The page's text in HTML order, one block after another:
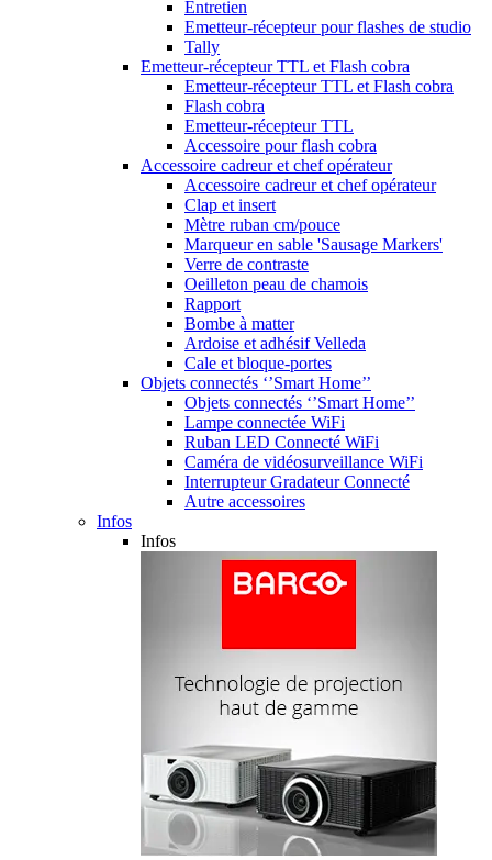
Entretien
Emetteur-récepteur pour flashes de studio
Tally
Emetteur-récepteur TTL et Flash cobra
Emetteur-récepteur TTL et Flash cobra
Flash cobra
Emetteur-récepteur TTL
Accessoire pour flash cobra
Accessoire cadreur et chef opérateur
Accessoire cadreur et chef opérateur
Clap et insert
Mètre ruban cm/pouce
Marqueur en sable 'Sausage Markers'
Verre de contraste
Oeilleton peau de chamois
Rapport
Bombe à matter
Ardoise et adhésif Velleda
Cale et bloque-portes
Objets connectés ‘’Smart Home’’
Objets connectés ‘’Smart Home’’
Lampe connectée WiFi
Ruban LED Connecté WiFi
Caméra de vidéosurveillance WiFi
Interrupteur Gradateur Connecté
Autre accessoires
Infos
Infos